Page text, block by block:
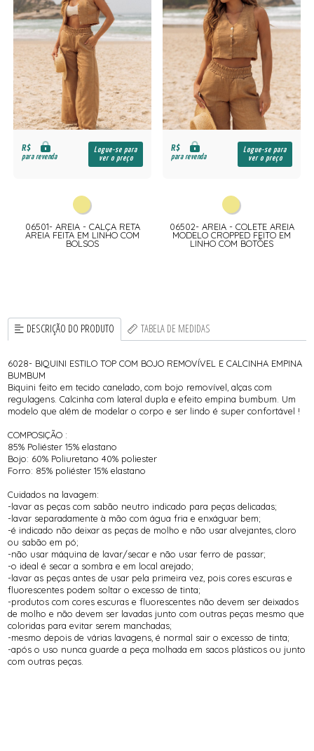
R$
para revenda
Logue-se para
ver o preço
06501- AREIA - CALÇA RETA
AREIA FEITA EM LINHO COM
BOLSOS
R$
para revenda
Logue-se para
ver o preço
06502- AREIA - COLETE AREIA
MODELO CROPPED FEITO EM
LINHO COM BOTÕES
DESCRIÇÃO DO PRODUTO TABELA DE MEDIDAS
6028- BIQUINI ESTILO TOP COM BOJO REMOVÍVEL E CALCINHA EMPINA
BUMBUM
Biquini feito em tecido canelado, com bojo removível, alças com
regulagens. Calcinha com lateral dupla e efeito empina bumbum. Um
modelo que além de modelar o corpo e ser lindo é super confortável !
COMPOSIÇÃO :
85% Poliéster 15% elastano
Bojo: 60% Poliuretano 40% poliester
Forro: 85% poliéster 15% elastano
Cuidados na lavagem:
-lavar as peças com sabão neutro indicado para peças delicadas;
-lavar separadamente à mão com água fria e enxáguar bem;
-é indicado não deixar as peças de molho e não usar alvejantes, cloro
ou sabão em pó;
-não usar máquina de lavar/secar e não usar ferro de passar;
-o ideal é secar a sombra e em local arejado;
-lavar as peças antes de usar pela primeira vez, pois cores escuras e
fluorescentes podem soltar o excesso de tinta;
-produtos com cores escuras e fluorescentes não devem ser deixados
de molho e não devem ser lavadas junto com outras peças mesmo que
coloridas para evitar serem manchadas;
-mesmo depois de várias lavagens, é normal sair o excesso de tinta;
-após o uso nunca guarde a peça molhada em sacos plásticos ou junto
com outras peças.